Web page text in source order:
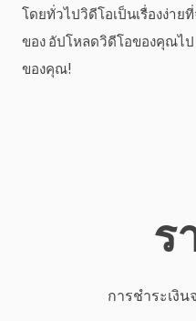
โดยทั่วไปวิดีโอเป็นเรื่องง่า
ของ อัปโหลดวิดีโอของคุณไ
ของคุณ!
ร
การชำระเงิ